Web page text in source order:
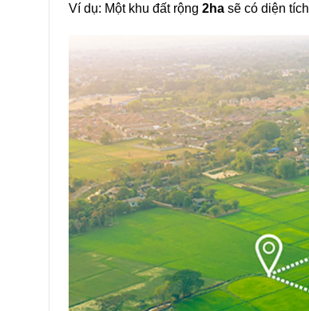
Ví dụ: Một khu đất rộng 2ha sẽ có diện tích